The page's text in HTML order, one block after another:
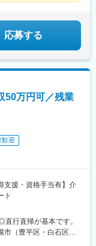
【滋賀県】【沖縄県】
U・Iターン転勤希望者
川崎・湘南・川越・香
応募する
50万円可／残業
歓迎
支援・資格手当有】介
ト
直行直帰が基本です。
市（豊平区・白石区）
秋田市／山形市／郡山